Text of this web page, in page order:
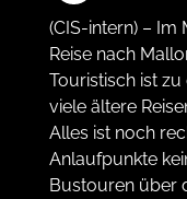
(CIS-intern) – Im
Reise nach
Touristisch ist
viele ältere
Alles ist noch
Anlaufpunkte
Bustouren über